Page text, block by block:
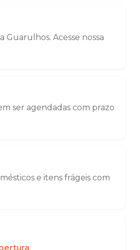
Acesse nossa
ser agendadas com prazo
e itens frágeis com
.